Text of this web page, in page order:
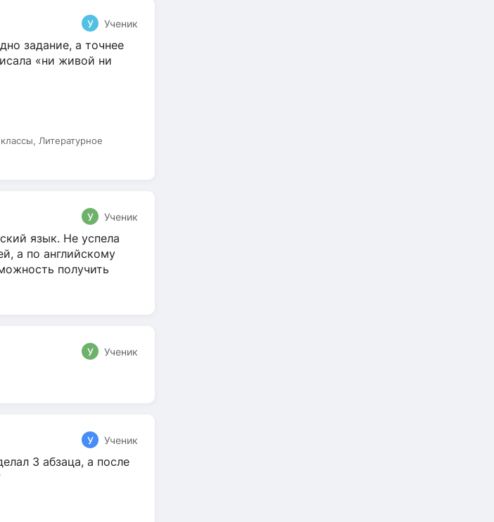
У Ученик
задание, а точнее
«ни живой ни
Литературное
У Ученик
язык. Не успела
а по английскому
получить
У Ученик
У Ученик
3 абзаца, а после